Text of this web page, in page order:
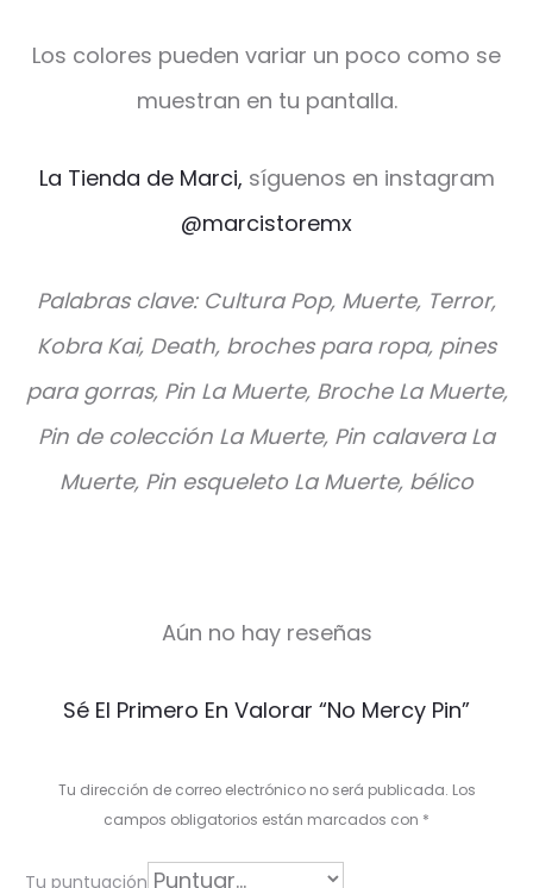
Los colores pueden variar un poco como se
muestran en tu pantalla.
La Tienda de Marci, síguenos en instagram
@marcistoremx
Palabras clave: Cultura Pop, Muerte, Terror,
Kobra Kai, Death, broches para ropa, pines
para gorras, Pin La Muerte, Broche La Muerte,
Pin de colección La Muerte, Pin calavera La
Muerte, Pin esqueleto La Muerte, bélico
r
Aún no hay reseñas
Sé El Primero En Valorar “No Mercy Pin”
Tu dirección de correo electrónico no será publicada. Los
campos obligatorios están marcados con *
Tu puntuación